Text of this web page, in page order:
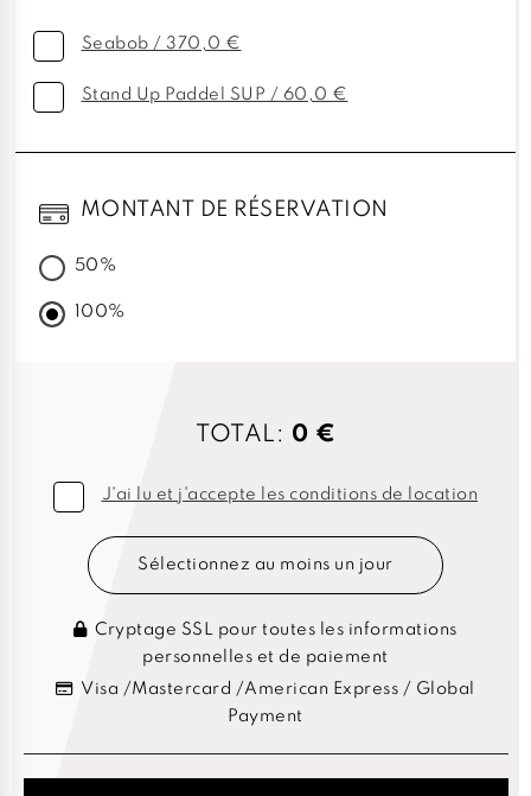
Seabob / 370,0 €
Stand Up Paddel SUP / 60,0 €
MONTANT DE RÉSERVATION
50%
100%
TOTAL: 0 €
J'ai lu et j'accepte les conditions de location
Sélectionnez au moins un jour
Cryptage SSL pour toutes les informations
personnelles et de paiement
Visa /Mastercard /American Express / Global
Payment